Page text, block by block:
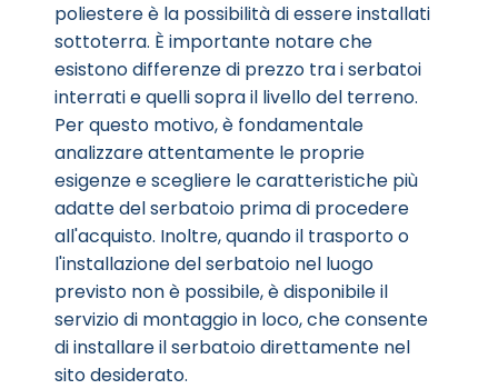
poliestere è la possibilità di essere installati
sottoterra. È importante notare che
esistono differenze di prezzo tra i serbatoi
interrati e quelli sopra il livello del terreno.
Per questo motivo, è fondamentale
analizzare attentamente le proprie
esigenze e scegliere le caratteristiche più
adatte del serbatoio prima di procedere
all'acquisto. Inoltre, quando il trasporto o
l'installazione del serbatoio nel luogo
previsto non è possibile, è disponibile il
servizio di montaggio in loco, che consente
di installare il serbatoio direttamente nel
sito desiderato.